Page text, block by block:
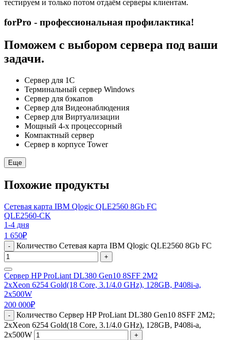
тестируем и только потом отдаём серверы клиентам.
forPro - профессиональная профилактика!
Поможем с выбором сервера под ваши
задачи.
Сервер для 1С
Терминальный сервер Windows
Сервер для бэкапов
Сервер для Видеонаблюдения
Сервер для Виртуализации
Мощный 4-х процессорный
Компактный сервер
Сервер в корпусе Tower
Еще
Похожие продукты
Сетевая карта IBM Qlogic QLE2560 8Gb FC
QLE2560-CK
1-4 дня
1 650₽
- Количество Сетевая карта IBM Qlogic QLE2560 8Gb FC
+
Сервер HP ProLiant DL380 Gen10 8SFF 2M2
2xXeon 6254 Gold(18 Core, 3.1/4.0 GHz), 128GB, P408i-a,
2x500W
200 000₽
-
Количество Сервер HP ProLiant DL380 Gen10 8SFF 2M2;
2xXeon 6254 Gold(18 Core, 3.1/4.0 GHz), 128GB, P408i-a,
2x500W
+